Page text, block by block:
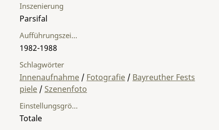
Einstellungsgröße
Totale
Inszenierung
Parsifal
Aufführungszeitraum
1982-1988
Schlagwörter
Innenaufnahme / Fotografie / Bayreuther Fests
piele / Szenenfoto